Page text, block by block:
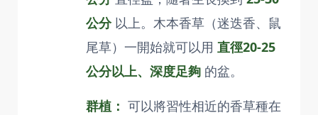
公分以上。木本香草（迷迭香、鼠
尾草）一開始就可以用 直徑20-25
公分以上、深度足夠 的盆。
群植： 可以將習性相近的香草種在